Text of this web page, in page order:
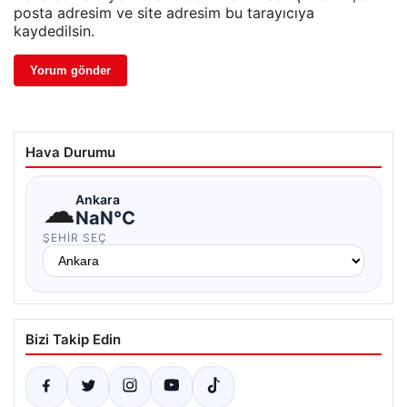
posta adresim ve site adresim bu tarayıcıya
kaydedilsin.
Hava Durumu
☁Ankara
NaN°C
ŞEHIR SEÇ
Bizi Takip Edin